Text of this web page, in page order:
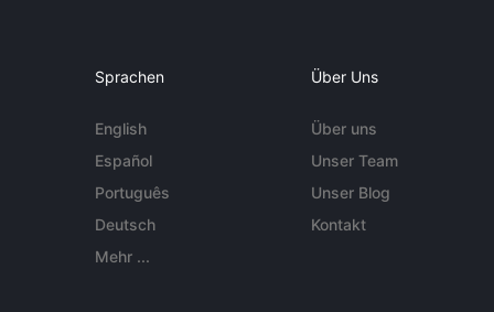
Sprachen
English
Español
Português
Deutsch
Mehr ...
Über Uns
Über uns
Unser Team
Unser Blog
Kontakt